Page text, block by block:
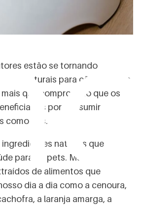
estão se tornando
naturais para cães e gatos.
mais que comprovado que os
por consumir
como nós.
ingredientes naturais que
para os pets. Muitos
de alimentos que
dia a dia como a cenoura,
a laranja amarga, a